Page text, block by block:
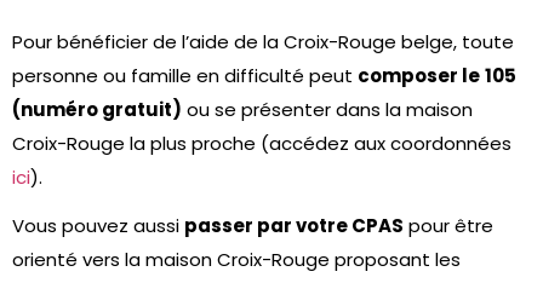
Pour bénéficier de l’aide de la Croix-Rouge belge, toute
personne ou famille en difficulté peut composer le105
(numéro gratuit) ou se présenter dans la maison
Croix-Rouge la plus proche (accédez aux coordonnées
ici).
Vous pouvez aussi passer par votre CPAS pour être
orienté vers la maison Croix-Rouge proposant les